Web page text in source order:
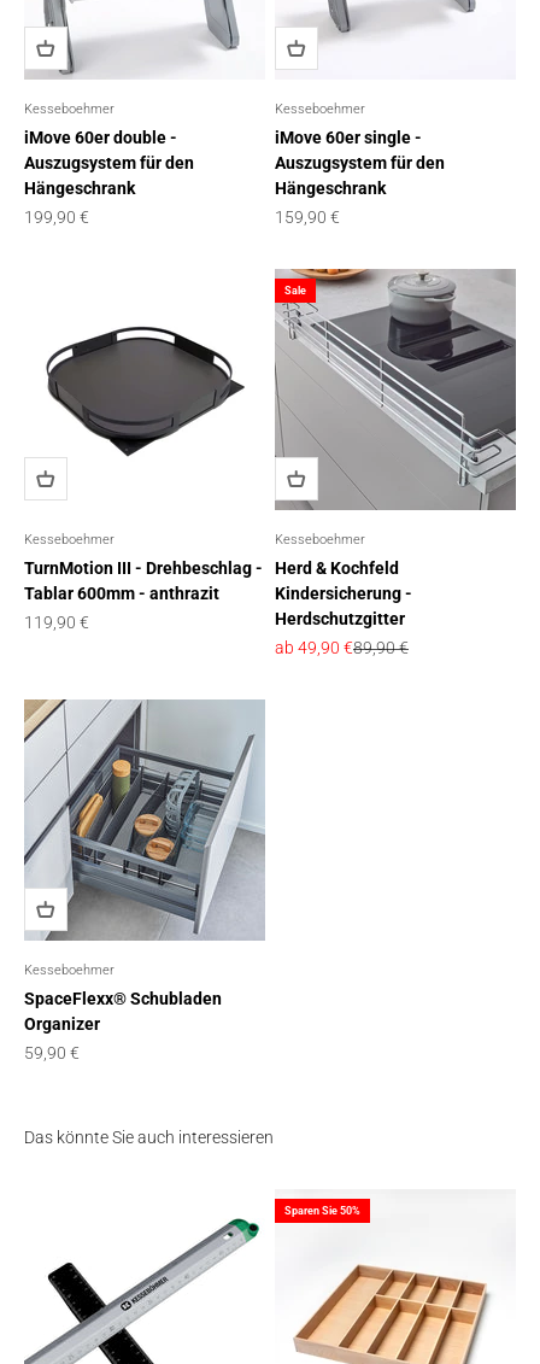
Kesseboehmer
iMove 60er double -
Auszugsystem für den
Hängeschrank
Angebot
199,90 €
Kesseboehmer
iMove 60er single -
Auszugsystem für den
Hängeschrank
Angebot
159,90 €
Kesseboehmer
TurnMotion III - Drehbeschlag -
Tablar 600mm - anthrazit
Angebot
119,90 €
Sale
Kesseboehmer
Herd & Kochfeld
Kindersicherung -
Herdschutzgitter
Angebot
ab 49,90 €Regulärer Preis
89,90 €
Kesseboehmer
SpaceFlexx® Schubladen
Organizer
Angebot
59,90 €
Das könnte Sie auch interessieren
Sparen Sie 50%